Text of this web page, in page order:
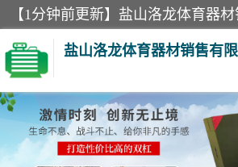
盐山洛龙体育器材销售有
单双杠 舞蹈把